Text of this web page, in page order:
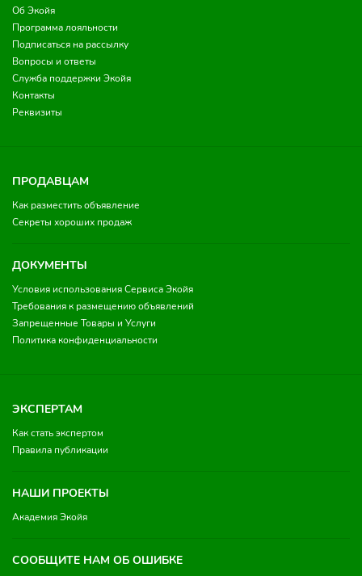
Об Экойя
Программа лояльности
Подписаться на рассылку
Вопросы и ответы
Служба поддержки Экойя
Контакты
Реквизиты
ПРОДАВЦАМ
Как разместить объявление
Секреты хороших продаж
ДОКУМЕНТЫ
Условия использования Сервиса Экойя
Требования к размещению объявлений
Запрещенные Товары и Услуги
Политика конфиденциальности
ЭКСПЕРТАМ
Как стать экспертом
Правила публикации
НАШИ ПРОЕКТЫ
Академия Экойя
СООБЩИТЕ НАМ ОБ ОШИБКЕ